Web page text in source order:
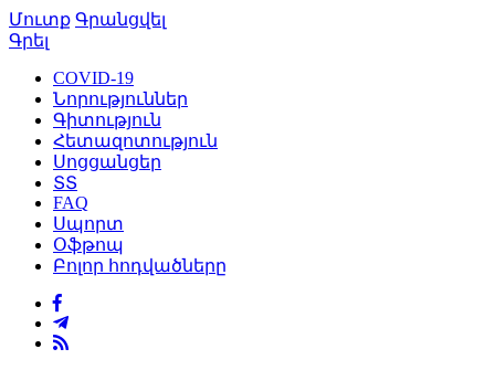
Մուտք Գրանցվել
Գրել
COVID-19
Նորություններ
Գիտություն
Հետազոտություն
Սոցցանցեր
ՏՏ
FAQ
Սպորտ
Օֆթոպ
Բոլոր հոդվածները